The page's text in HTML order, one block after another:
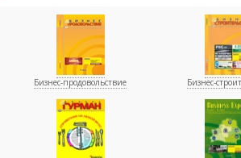
Бизнес-продовольствие Бизнес-